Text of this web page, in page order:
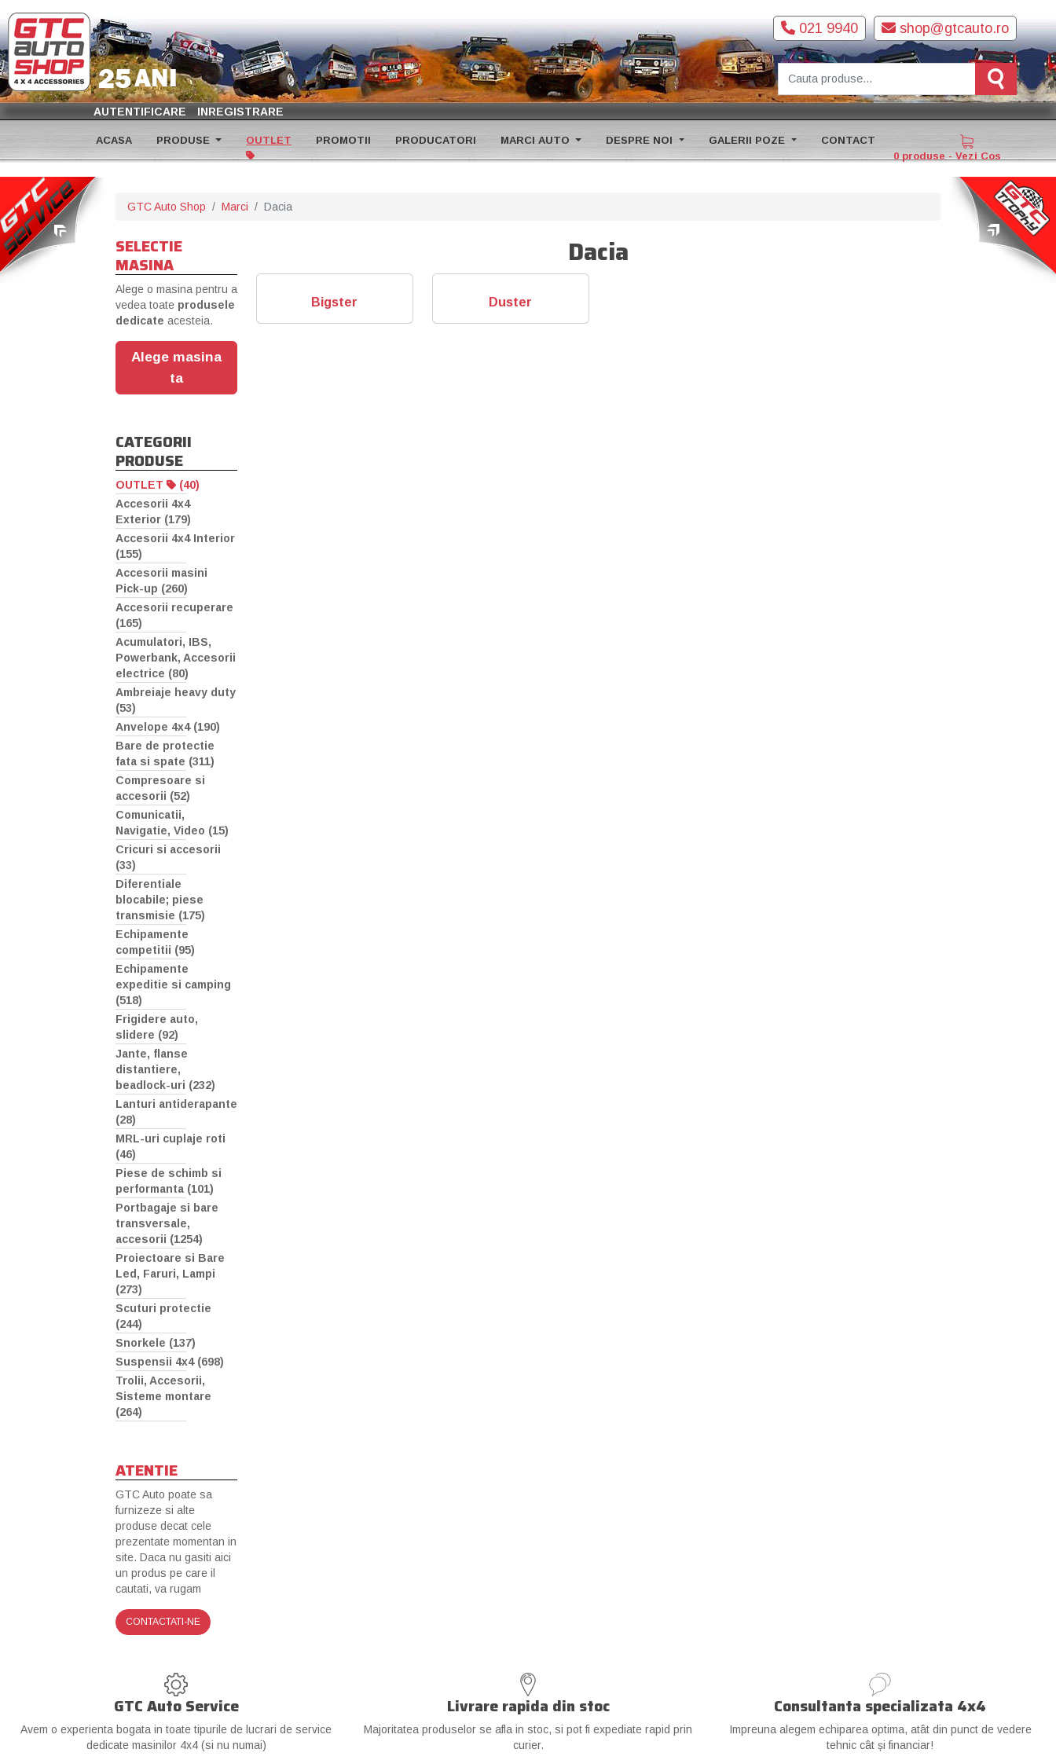
shop@gtcauto.ro
021 9940
AUTENTIFICARE INREGISTRARE
ACASA PRODUSE OUTLET PROMOTII PRODUCATORI MARCI AUTO DESPRE NOI GALERII POZE
CONTACT
0 produse - Vezi Cos
GTC Auto Shop Marci Dacia
Dacia
Bigster Duster
SELECTIE
MASINA
Alege o masina pentru a
vedea toate produsele
dedicate acesteia.
Alege masina
ta
CATEGORII
PRODUSE
OUTLET
(40)
Accesorii 4x4
Exterior (179)
Accesorii 4x4 Interior
(155)
Accesorii masini
Pick-up (260)
Accesorii recuperare
(165)
Acumulatori, IBS,
Powerbank, Accesorii
electrice (80)
Ambreiaje heavy duty
(53)
Anvelope 4x4 (190)
Bare de protectie
fata si spate (311)
Compresoare si
accesorii (52)
Comunicatii,
Navigatie, Video (15)
Cricuri si accesorii
(33)
Diferentiale
blocabile; piese
transmisie (175)
Echipamente
competitii (95)
Echipamente
expeditie si camping
(518)
Frigidere auto,
slidere (92)
Jante, flanse
distantiere,
beadlock-uri (232)
Lanturi antiderapante
(28)
MRL-uri cuplaje roti
(46)
Piese de schimb si
performanta (101)
Portbagaje si bare
transversale,
accesorii (1254)
Proiectoare si Bare
Led, Faruri, Lampi
(273)
Scuturi protectie
(244)
Snorkele (137)
Suspensii 4x4 (698)
Trolii, Accesorii,
Sisteme montare
(264)
ATENTIE
GTC Auto poate sa
furnizeze si alte
produse decat cele
prezentate momentan in
site. Daca nu gasiti aici
un produs pe care il
cautati, va rugam
CONTACTATI-NE
GTC Auto Service
Avem o experienta bogata in toate tipurile de lucrari de service
dedicate masinilor 4x4 (si nu numai)
Livrare rapida din stoc
Majoritatea produselor se afla in stoc, si pot fi expediate rapid prin
curier.
Consultanta specializata 4x4
Impreuna alegem echiparea optima, atât din punct de vedere
tehnic cât și financiar!